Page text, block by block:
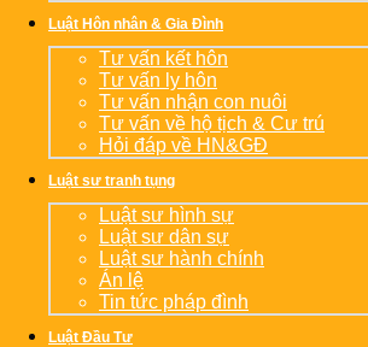
Luật Hôn nhân & Gia Đình
Tư vấn kết hôn
Tư vấn ly hôn
Tư vấn nhận con nuôi
Tư vấn về hộ tịch & Cư trú
Hỏi đáp về HN&GĐ
Luật sư tranh tụng
Luật sư hình sự
Luật sư dân sự
Luật sư hành chính
Án lệ
Tin tức pháp đình
Luật Đầu Tư